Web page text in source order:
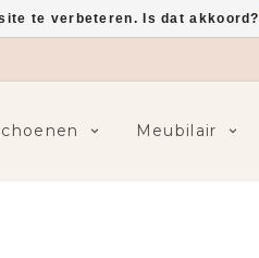
Meubilair
te verbeteren. Is dat akkoord?